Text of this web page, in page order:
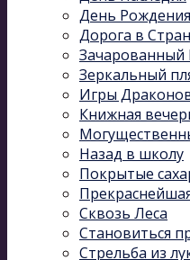
День Рождения
Дорога в
Зачарованный
Зеркальный
Игры
Книжная
Назад в школу
Покрытые
Сквозь Леса
Становиться
Стрельба из